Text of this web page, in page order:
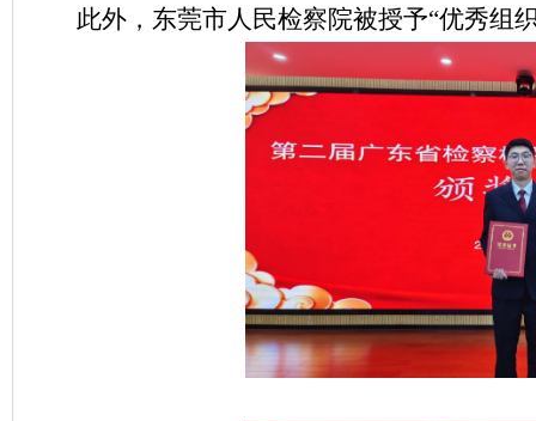
此外，东莞市人民检察院被授予“优秀组